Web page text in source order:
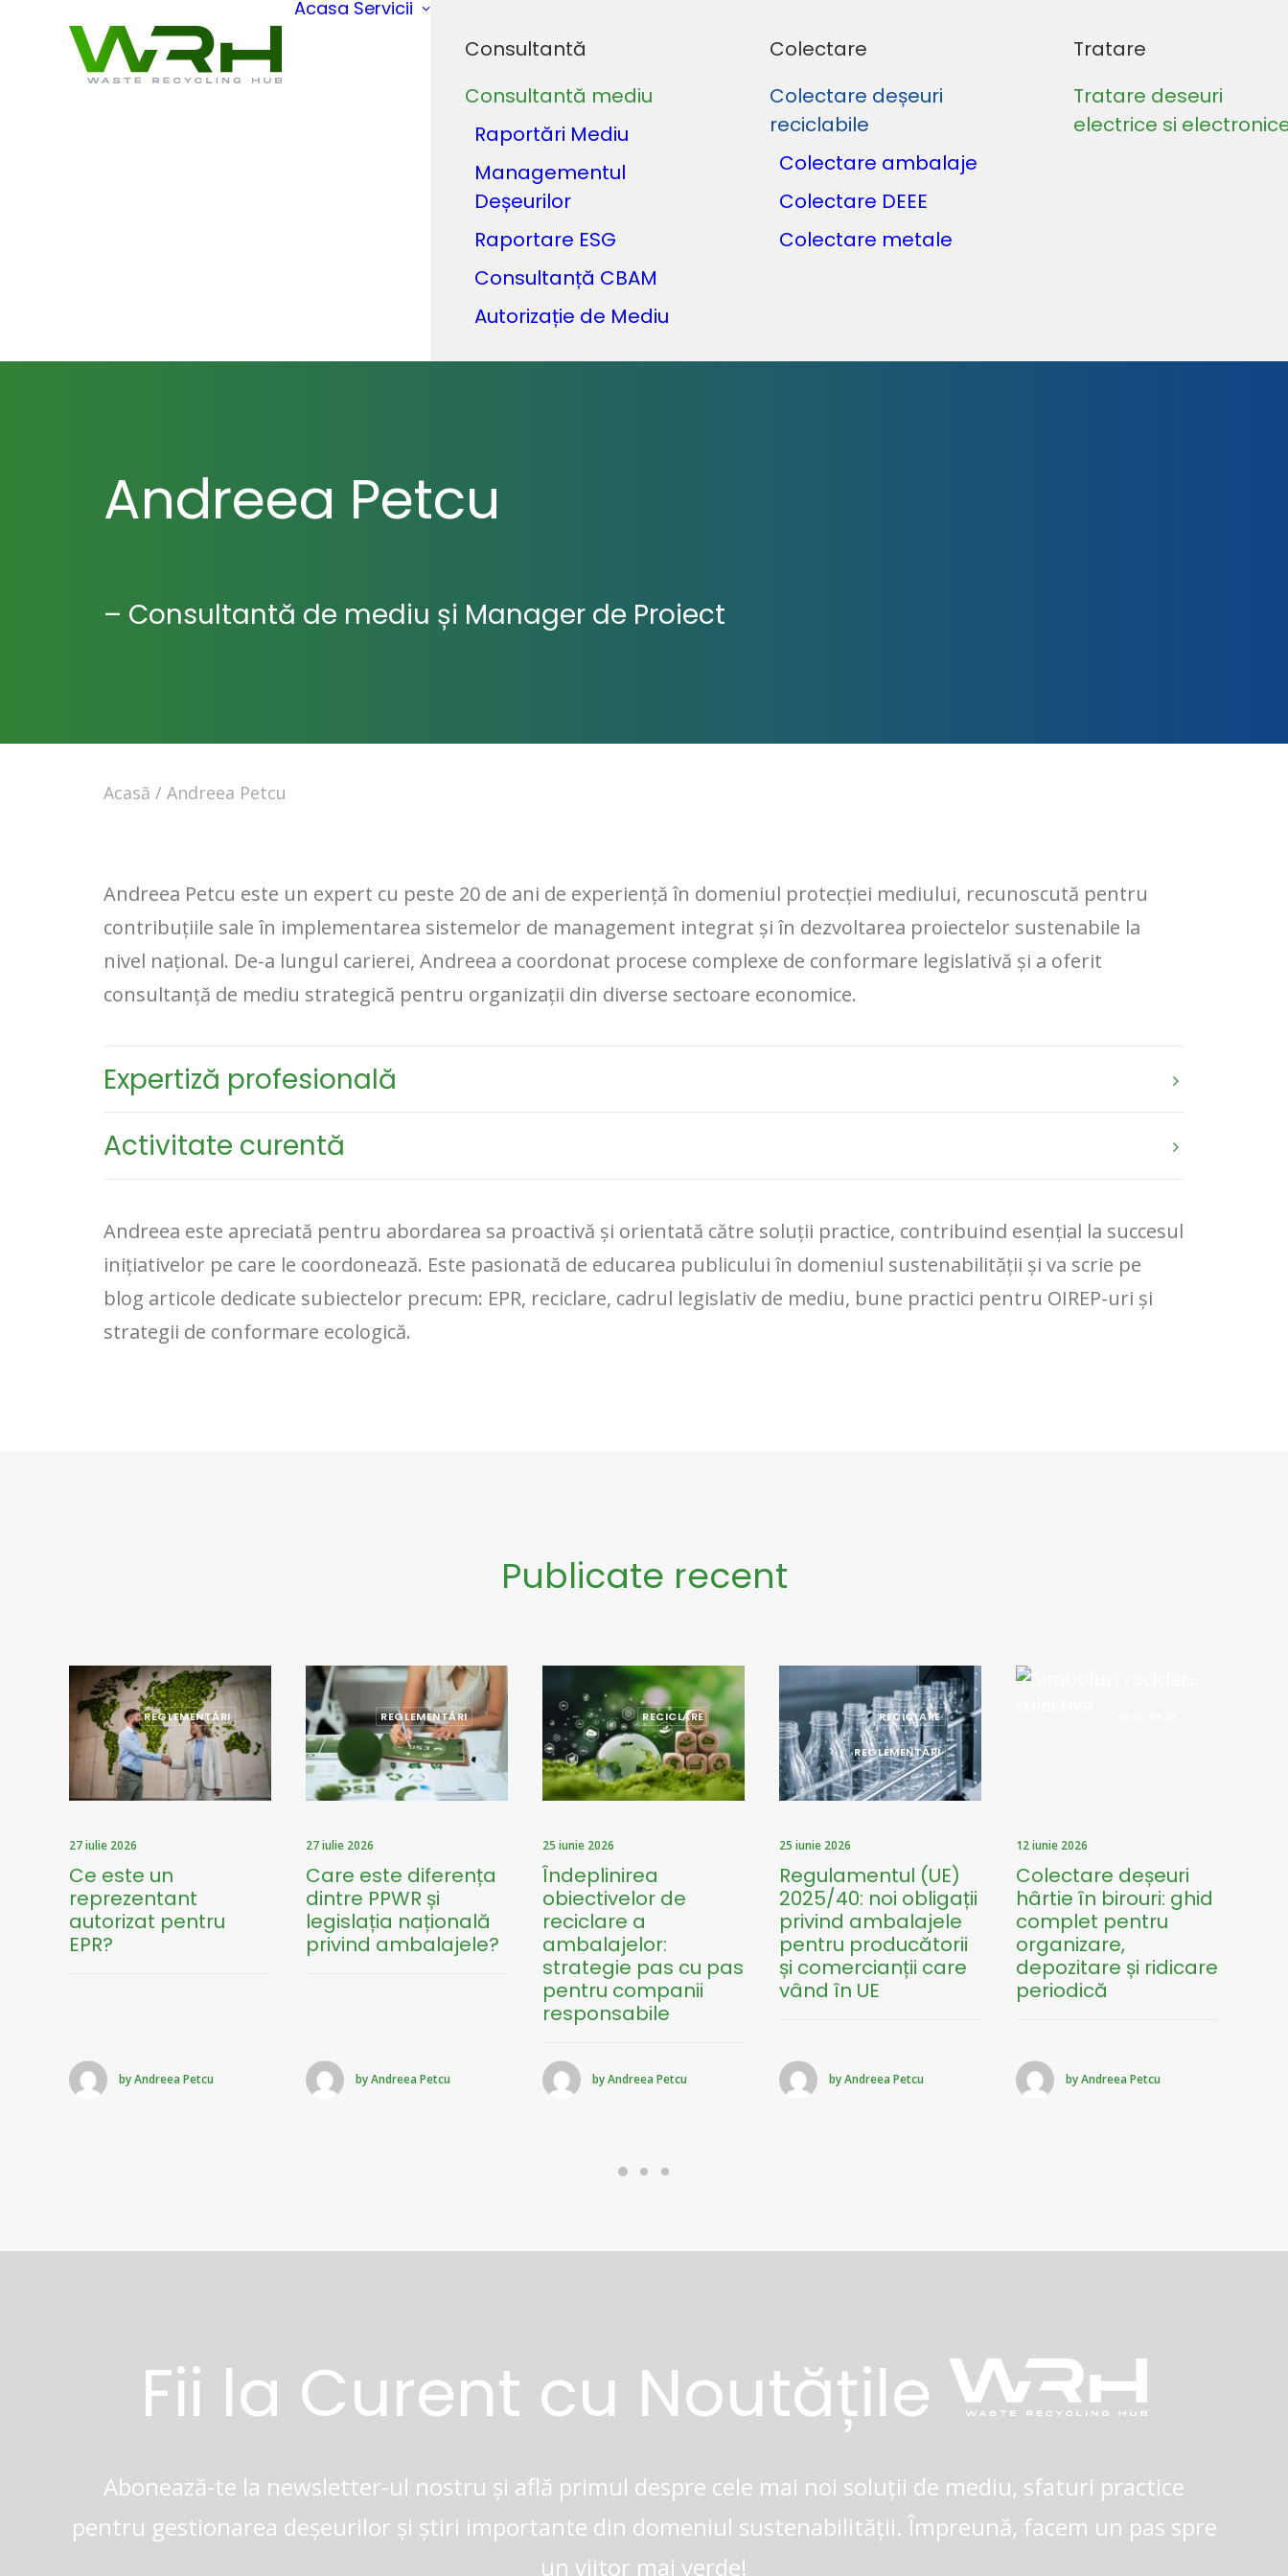
Acasa Servicii
Consultantă
Consultantă mediu
Raportări Mediu
Managementul
Deșeurilor
Raportare ESG
Consultanță CBAM
Autorizație de Mediu
Colectare
Colectare deșeuri
reciclabile
Colectare ambalaje
Colectare DEEE
Colectare metale
Tratare
Tratare deseuri
electrice si
Andreea Petcu
– Consultantă de mediu și Manager de Proiect
Acasă Andreea Petcu
Andreea Petcu este un expert cu peste 20 de ani de experiență în domeniul protecției mediului, recunoscută pentru
contribuțiile sale în implementarea sistemelor de management integrat și în dezvoltarea proiectelor sustenabile la
nivel național. De-a lungul carierei, Andreea a coordonat procese complexe de conformare legislativă și a oferit
consultanță de mediu strategică pentru organizații din diverse sectoare economice.
Expertiză profesională
Activitate curentă
Andreea este apreciată pentru abordarea sa proactivă și orientată către soluții practice, contribuind esențial la succesul
inițiativelor pe care le coordonează. Este pasionată de educarea publicului în domeniul sustenabilității și va scrie pe
blog articole dedicate subiectelor precum: EPR, reciclare, cadrul legislativ de mediu, bune practici pentru OIREP-uri și
strategii de conformare ecologică.
Publicate recent
REGLEMENTĂRI
27 iulie 2026
Ce este un
reprezentant
autorizat pentru
EPR?
by Andreea Petcu
REGLEMENTĂRI
27 iulie 2026
Care este diferența
dintre PPWR și
legislația națională
privind ambalajele?
by Andreea Petcu
RECICLARE
25 iunie 2026
Îndeplinirea
obiectivelor de
reciclare a
ambalajelor:
strategie pas cu pas
pentru companii
responsabile
by Andreea Petcu
RECICLARE
REGLEMENTĂRI
25 iunie 2026
Regulamentul (UE)
2025/40: noi obligații
privind ambalajele
pentru producătorii
și comercianții care
vând în UE
by Andreea Petcu
12 iunie 2026
Colectare deșeuri
hârtie în birouri: ghid
complet pentru
organizare,
depozitare și ridicare
periodică
by Andreea Petcu
Fii la Curent cu Noutățile
Abonează-te la newsletter-ul nostru și află primul despre cele mai noi soluții de mediu, sfaturi practice
pentru gestionarea deșeurilor și știri importante din domeniul sustenabilității. Împreună, facem un pas spre
un viitor mai verde!